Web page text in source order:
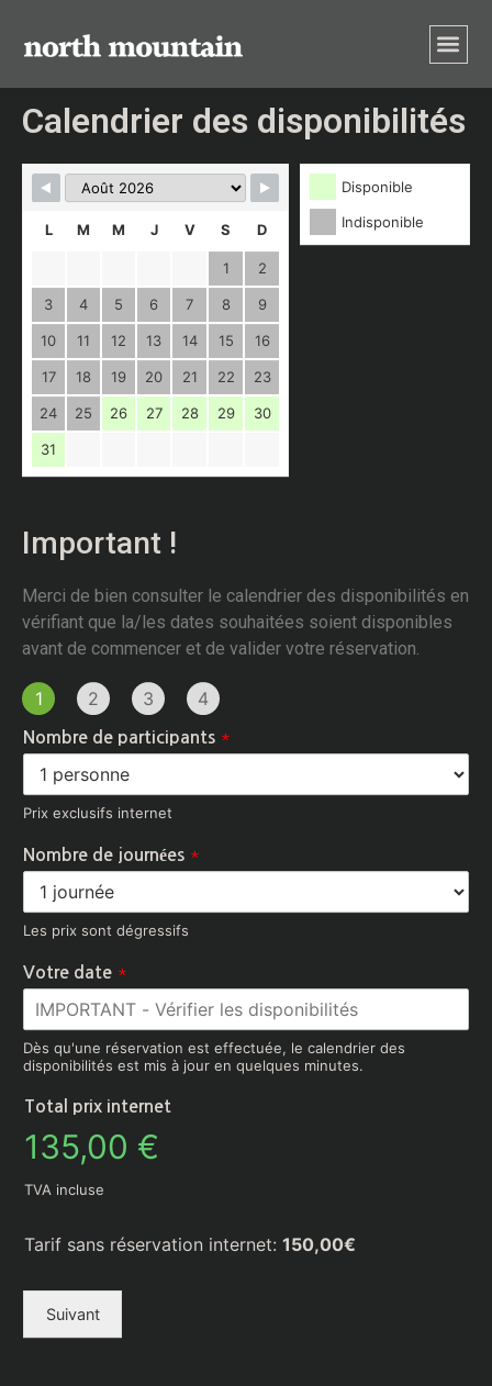
Calendrier des disponibilités
Disponible
Indisponible
L M M J V S D
1 2
3 4 5 6 7 8 9
10 11 12 13 14 15 16
17 18 19 20 21 22 23
24 25 26 27 28 29 30
31
Important !
Merci de bien consulter le calendrier des disponibilités en
vérifiant que la/les dates souhaitées soient disponibles
avant de commencer et de valider votre réservation.
1 2 3 4
Nombre de participants *
Prix exclusifs internet
Nombre de journées *
Les prix sont dégressifs
Votre date *
Dès qu'une réservation est effectuée, le calendrier des
disponibilités est mis à jour en quelques minutes.
Total prix internet
135,00 €
TVA incluse
Tarif sans réservation internet: 150,00€
Suivant